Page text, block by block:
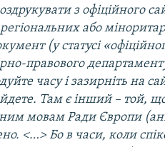
з офіційного
регіональних або
(у статусі
правового
часу і зазирніть на
Там є інший – той, що
мовам Ради Європи
<…> Бо в часи, коли